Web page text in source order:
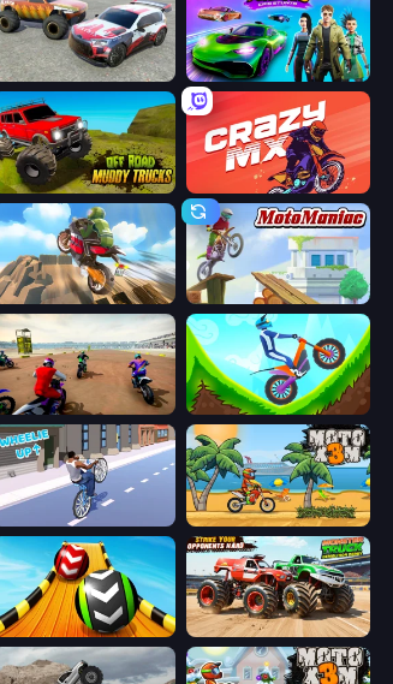
Limitless Real Cars Epic Stunts
Offroad Muddy Trucks Crazy MX
Cartoon Moto Stunt Moto Maniac
Super MX - The Champion Hill Climb on Moto Bike
Wheelie Up Moto X3M
Sky Balls 3D Monster Truck Demolition Derby